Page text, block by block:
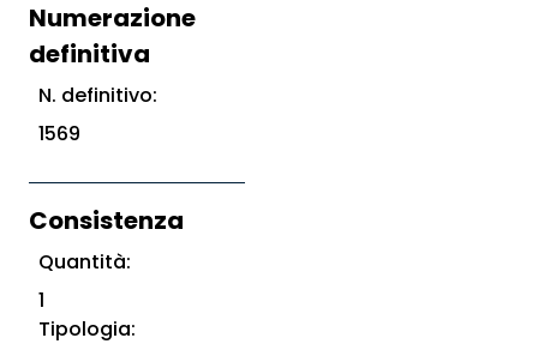
Numerazione
definitiva
N. definitivo:
1569
Consistenza
Quantità:
1
Tipologia: